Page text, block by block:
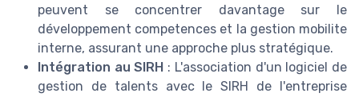
peuvent se concentrer davantage sur le
développement competences et la gestion mobilite
interne, assurant une approche plus stratégique.
Intégration au SIRH : L'association d'un logiciel de
gestion de talents avec le SIRH de l'entreprise